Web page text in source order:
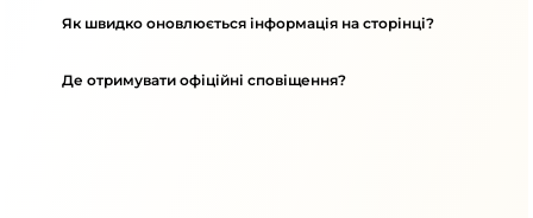
Як швидко оновлюється інформація на сторінці?
Де отримувати офіційні сповіщення?